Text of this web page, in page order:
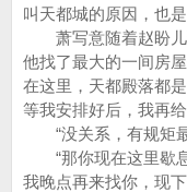
叫天都城的原因，也
萧写意随着赵盼儿
他找了最大的一间房
在这里，天都殿落都
等我安排好后，我再
“没关系，有规矩最
“那你现在这里歇息
我晚点再来找你，现